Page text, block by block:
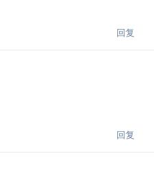
回复
回复